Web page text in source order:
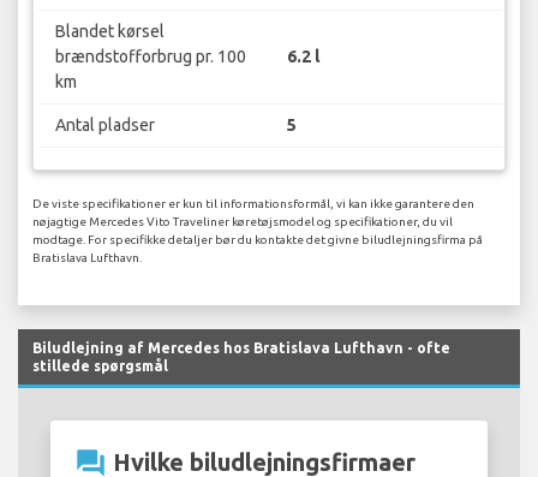
Blandet kørsel
brændstofforbrug pr. 100
km
6.2 l
Antal pladser 5
De viste specifikationer er kun til informationsformål, vi kan ikke garantere den
nøjagtige Mercedes Vito Traveliner køretøjsmodel og specifikationer, du vil
modtage. For specifikke detaljer bør du kontakte det givne biludlejningsfirma på
Bratislava Lufthavn.
Biludlejning af Mercedes hos Bratislava Lufthavn - ofte
stillede spørgsmål
question_answer Hvilke biludlejningsfirmaer